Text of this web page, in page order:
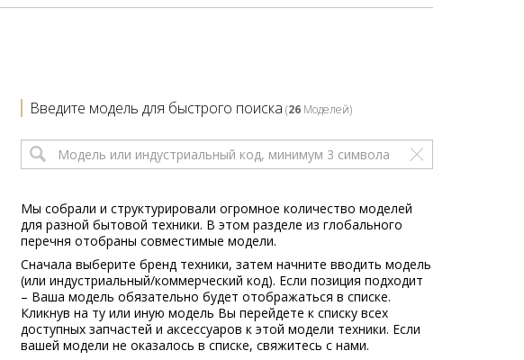
Введите модель для быстрого поиска (26Моделей)
Мы собрали и структурировали огромное количество моделей
для разной бытовой техники. В этом разделе из глобального
перечня отобраны совместимые модели.
Сначала выберите бренд техники, затем начните вводить модель
(или индустриальный/коммерческий код). Если позиция подходит
– Ваша модель обязательно будет отображаться в списке.
Кликнув на ту или иную модель Вы перейдете к списку всех
доступных запчастей и аксессуаров к этой модели техники. Если
вашей модели не оказалось в списке, свяжитесь с нами.